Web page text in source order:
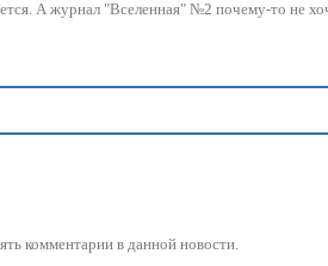
А журнал "Вселенная" №2 почему-то не
комментарии в данной новости.